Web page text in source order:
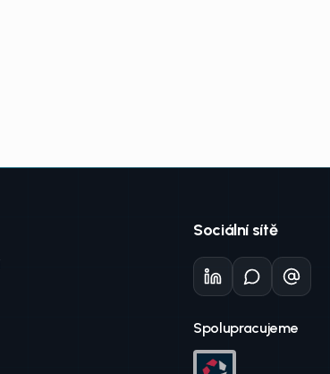
Sociální sítě
Spolupracujeme